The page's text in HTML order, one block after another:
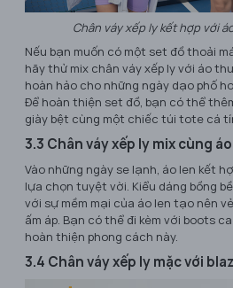
Chân váy xếp ly kết hợp với
Nếu bạn muốn có một set đồ thoải
hãy thử mix chân váy xếp ly với áo
hoàn hảo cho những ngày dạo phố
Để hoàn thiện set đồ, bạn có thể
giày bệt cùng một chiếc túi tote cá
3.3 Chân váy xếp ly mix cùng
Vào những ngày se lạnh, áo len kết
lựa chọn tuyệt vời. Kiểu dáng bồng
với sự mềm mại của áo len tạo nên
ấm áp. Bạn có thể đi kèm với boots
hoàn thiện phong cách này.
3.4 Chân váy xếp ly mặc với